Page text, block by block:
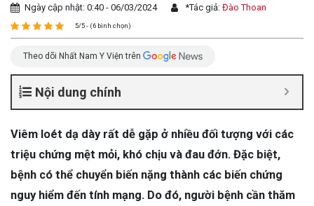
Ngày cập nhật: 0:40 - 06/03/2024 *Tác giả: Đào Thoan
5/5 - (6 bình chọn)
Theo dõi Nhất Nam Y Viện trên
Nội dung chính
Viêm loét dạ dày rất dễ gặp ở nhiều đối tượng với các
triệu chứng mệt mỏi, khó chịu và đau đớn. Đặc biệt,
bệnh có thể chuyển biến nặng thành các biến chứng
nguy hiểm đến tính mạng. Do đó, người bệnh cần thăm